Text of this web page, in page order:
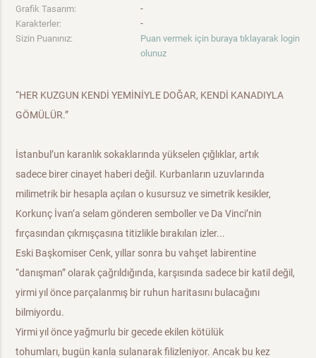
Grafik Tasarım: -
Karakterler: -
Sizin Puanınız:
Puan vermek için buraya tıklayarak login
olunuz
“HER KUZGUN KENDİ YEMİNİYLE DOĞAR, KENDİ KANADIYLA
GÖMÜLÜR.”
​İstanbul’un karanlık sokaklarında yükselen çığlıklar, artık
sadece birer cinayet haberi değil. Kurbanların uzuvlarında
milimetrik bir hesapla açılan o kusursuz ve simetrik kesikler,
Korkunç İvan’a selam gönderen semboller ve Da Vinci’nin
fırçasından çıkmışçasına titizlikle bırakılan izler...
​Eski Başkomiser Cenk, yıllar sonra bu vahşet labirentine
“danışman” olarak çağrıldığında, karşısında sadece bir katil değil,
yirmi yıl önce parçalanmış bir ruhun haritasını bulacağını
bilmiyordu.
​Yirmi yıl önce yağmurlu bir gecede ekilen kötülük
tohumları, bugün kanla sulanarak filizleniyor. Ancak bu kez